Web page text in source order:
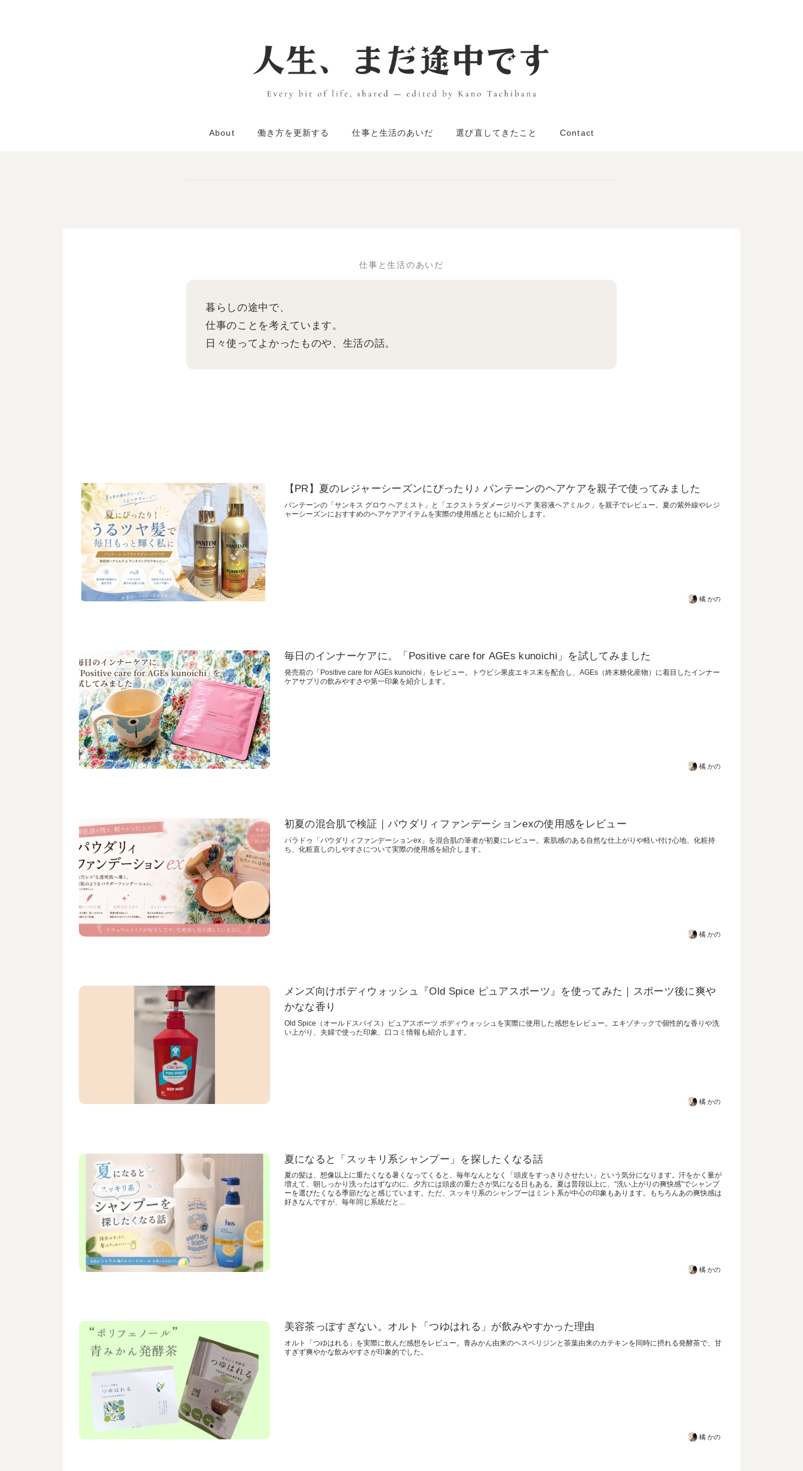
About 働き方を更新する 仕事と生活のあいだ 選び直してきたこと Contact
仕事と生活のあいだ
暮らしの途中で、
仕事のことを考えています。
日々使ってよかったものや、生活の話。
【PR】夏のレジャーシーズンにぴったり♪ パンテーンのヘアケアを親子で使ってみました
パンテーンの「サンキス グロウ ヘアミスト」と「エクストラダメージリペア 美容液ヘアミルク」を親子でレビュー。夏の紫外線やレジ
ャーシーズンにおすすめのヘアケアアイテムを実際の使用感とともに紹介します。
橘 かの
毎日のインナーケアに。「Positive care for AGEs kunoichi」を試してみました
発売前の「Positive care for AGEs kunoichi」をレビュー。トウビシ果皮エキス末を配合し、AGEs（終末糖化産物）に着目したインナー
ケアサプリの飲みやすさや第一印象を紹介します。
橘 かの
初夏の混合肌で検証｜パウダリィファンデーションexの使用感をレビュー
パラドゥ「パウダリィファンデーションex」を混合肌の筆者が初夏にレビュー。素肌感のある自然な仕上がりや軽い付け心地、化粧持
ち、化粧直しのしやすさについて実際の使用感を紹介します。
橘 かの
メンズ向けボディウォッシュ『Old Spice ピュアスポーツ』を使ってみた｜スポーツ後に爽や
かなな香り
Old Spice（オールドスパイス）ピュアスポーツ ボディウォッシュを実際に使用した感想をレビュー。エキゾチックで個性的な香りや洗
い上がり、夫婦で使った印象、口コミ情報も紹介します。
橘 かの
夏になると「スッキリ系シャンプー」を探したくなる話
夏の髪は、想像以上に重たくなる暑くなってくると、毎年なんとなく「頭皮をすっきりさせたい」という気分になります。汗をかく量が
増えて、朝しっかり洗ったはずなのに、夕方には頭皮の重たさが気になる日もある。夏は普段以上に、“洗い上がりの爽快感”でシャンプ
ーを選びたくなる季節だなと感じています。ただ、スッキリ系のシャンプーはミント系が中心の印象もあります。もちろんあの爽快感は
好きなんですが、毎年同じ系統だと...
橘 かの
美容茶っぽすぎない。オルト「つゆはれる」が飲みやすかった理由
オルト「つゆはれる」を実際に飲んだ感想をレビュー。青みかん由来のヘスペリジンと茶葉由来のカテキンを同時に摂れる発酵茶で、甘
すぎず爽やかな飲みやすさが印象的でした。
橘 かの